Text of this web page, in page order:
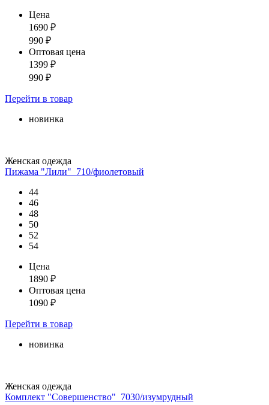
Цена
1690 ₽
990 ₽
Оптовая цена
1399 ₽
990 ₽
Перейти в товар
новинка
Женская одежда
Пижама "Лили"_710/фиолетовый
44
46
48
50
52
54
Цена
1890 ₽
Оптовая цена
1090 ₽
Перейти в товар
новинка
Женская одежда
Комплект "Совершенство"_7030/изумрудный